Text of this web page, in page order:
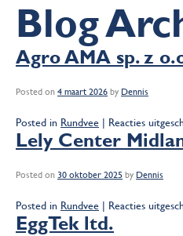
Blog
Agro AMA sp. z
Posted on 4 maart 2026 by Dennis
Posted in Rundvee | Reacties
Lely Center
Posted on 30 oktober 2025 by Dennis
Posted in Rundvee | Reacties
EggTek ltd.